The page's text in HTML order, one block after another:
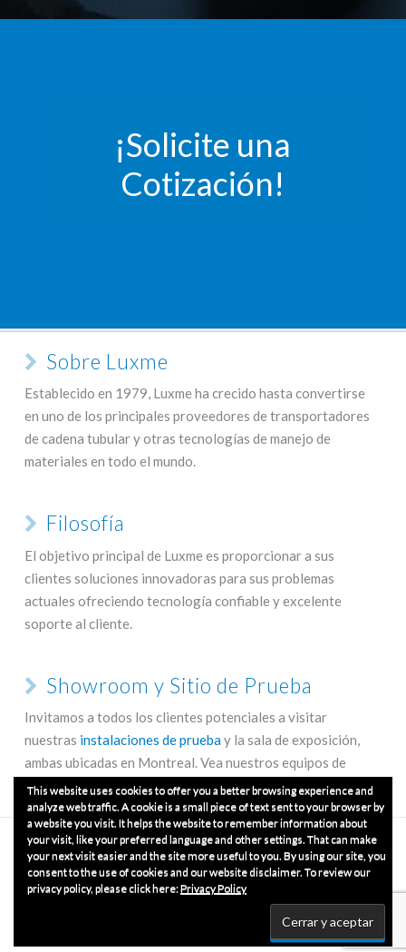
¡Solicite una
Cotización!
Sobre Luxme
Establecido en 1979, Luxme ha crecido hasta convertirse
en uno de los principales proveedores de transportadores
de cadena tubular y otras tecnologías de manejo de
materiales en todo el mundo.
Filosofía
El objetivo principal de Luxme es proporcionar a sus
clientes soluciones innovadoras para sus problemas
actuales ofreciendo tecnología confiable y excelente
soporte al cliente.
Showroom y Sitio de Prueba
Invitamos a todos los clientes potenciales a visitar
nuestras instalaciones de pruebay la sala de exposición,
ambas ubicadas en Montreal. Vea nuestros equipos de
manejo de materiales de cerca y en funcionamiento.
INICIO EMPRESA
NUESTROS PRODUCTOS
CONTÁCTENOS
OBTENGA UNA COTIZACIÓN
Luxme International Ltd.Todos los
This website uses cookies to offer you a better browsing experience and
analyze web traffic. A cookie is a small piece of text sent to your browser by
a website you visit. It helps the website to remember information about
your visit, like your preferred language and other settings. That can make
your next visit easier and the site more useful to you. By using our site, you
consent to the use of cookies and our website disclaimer. To review our
privacy policy, please click here:Privacy Policy